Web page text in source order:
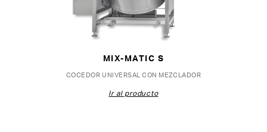
MIX-MATIC S
COCEDOR UNIVERSAL CON MEZCLADOR
Ir al producto